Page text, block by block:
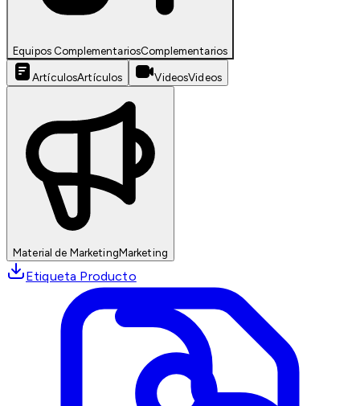
Equipos ComplementariosComplementarios
ArtículosArtículos VideosVideos
Material de MarketingMarketing
Etiqueta Producto